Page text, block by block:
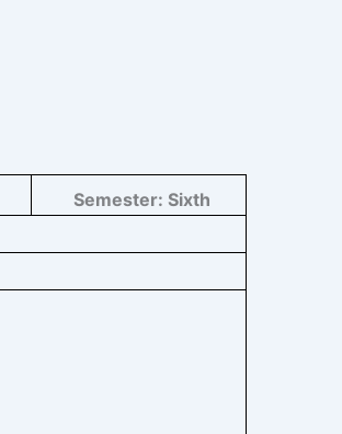
Semester: Sixth